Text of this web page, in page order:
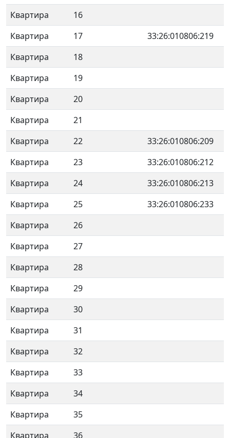
Квартира
16
Квартира
17
33:26:010806:219
Квартира
18
Квартира
19
Квартира
20
Квартира
21
Квартира
22
33:26:010806:209
Квартира
23
33:26:010806:212
Квартира
24
33:26:010806:213
Квартира
25
33:26:010806:233
Квартира
26
Квартира
27
Квартира
28
Квартира
29
Квартира
30
Квартира
31
Квартира
32
Квартира
33
Квартира
34
Квартира
35
Квартира
36